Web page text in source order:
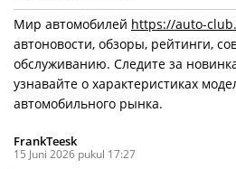
Мир автомобилей https://auto-
автоновости, обзоры, рейтинги,
обслуживанию. Следите за
узнавайте о характеристиках
автомобильного рынка.
FrankTeesk
15 Juni 2026 pukul 17:27